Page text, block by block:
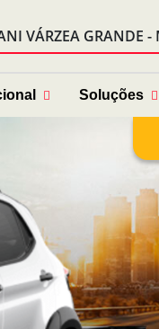
VÁRZEA GRANDE -
Soluções